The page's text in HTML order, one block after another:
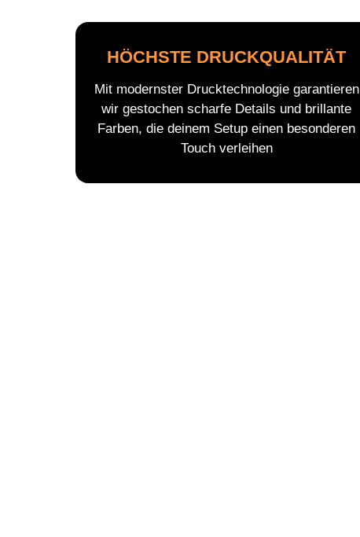
HÖCHSTE DRUCKQUALITÄT
Mit modernster Drucktechnologie garantieren
wir gestochen scharfe Details und brillante
Farben, die deinem Setup einen besonderen
Touch verleihen